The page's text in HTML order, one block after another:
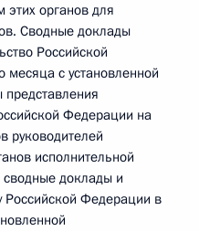
органов для
Сводные доклады
Российской
месяца с установленной
Федерации на
руководителей
исполнительной
сводные доклады и
Российской Федерации в